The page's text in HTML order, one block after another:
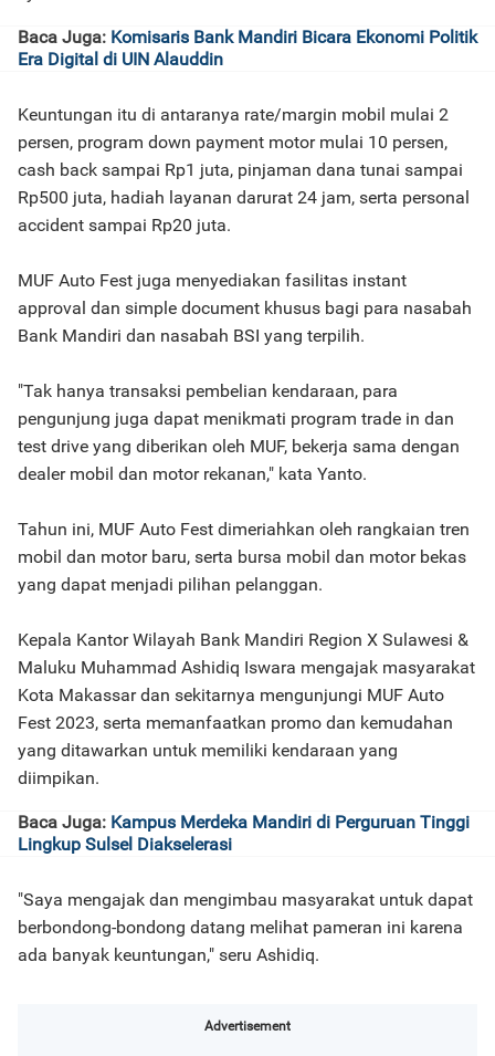
Baca Juga: Komisaris Bank Mandiri Bicara Ekonomi Politik
Era Digital di UIN Alauddin
Keuntungan itu di antaranya rate/margin mobil mulai 2
persen, program down payment motor mulai 10 persen,
cash back sampai Rp1 juta, pinjaman dana tunai sampai
Rp500 juta, hadiah layanan darurat 24 jam, serta personal
accident sampai Rp20 juta.
MUF Auto Fest juga menyediakan fasilitas instant
approval dan simple document khusus bagi para nasabah
Bank Mandiri dan nasabah BSI yang terpilih.
"Tak hanya transaksi pembelian kendaraan, para
pengunjung juga dapat menikmati program trade in dan
test drive yang diberikan oleh MUF, bekerja sama dengan
dealer mobil dan motor rekanan," kata Yanto.
Tahun ini, MUF Auto Fest dimeriahkan oleh rangkaian tren
mobil dan motor baru, serta bursa mobil dan motor bekas
yang dapat menjadi pilihan pelanggan.
Kepala Kantor Wilayah Bank Mandiri Region X Sulawesi &
Maluku Muhammad Ashidiq Iswara mengajak masyarakat
Kota Makassar dan sekitarnya mengunjungi MUF Auto
Fest 2023, serta memanfaatkan promo dan kemudahan
yang ditawarkan untuk memiliki kendaraan yang
diimpikan.
Baca Juga: Kampus Merdeka Mandiri di Perguruan Tinggi
Lingkup Sulsel Diakselerasi
"Saya mengajak dan mengimbau masyarakat untuk dapat
berbondong-bondong datang melihat pameran ini karena
ada banyak keuntungan," seru Ashidiq.
Advertisement